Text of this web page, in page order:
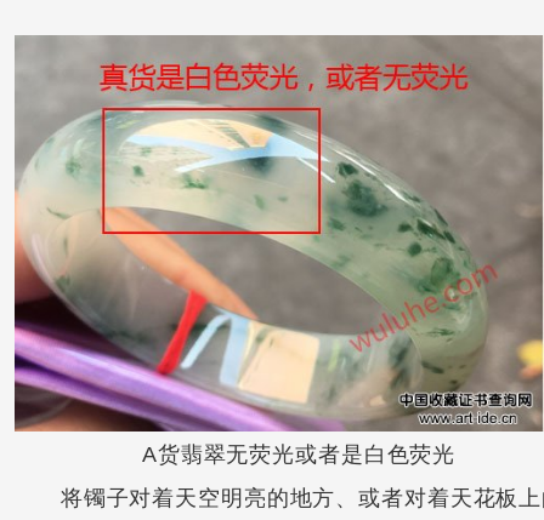
A货翡翠无荧光或者是白色荧光
将镯子对着天空明亮的地方、或者对着天花板上